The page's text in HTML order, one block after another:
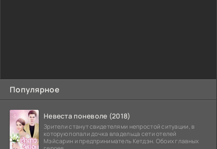
Популярное
Невеста поневоле (2018)
Зрители станут свидетелями непростой ситуации, в
которую попали дочка владельца сети отелей
Мэйсарин и предприниматель Кетдэн. Обоих главных